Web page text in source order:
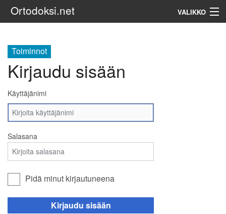
Ortodoksi.net VALIKKO
Toiminnot
Kirjaudu sisään
Käyttäjänimi
Salasana
Pidä minut kirjautuneena
Kirjaudu sisään